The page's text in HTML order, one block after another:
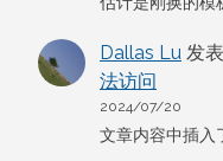
Dallas Lu 发
法访问
2024/07/20
文章内容中插入